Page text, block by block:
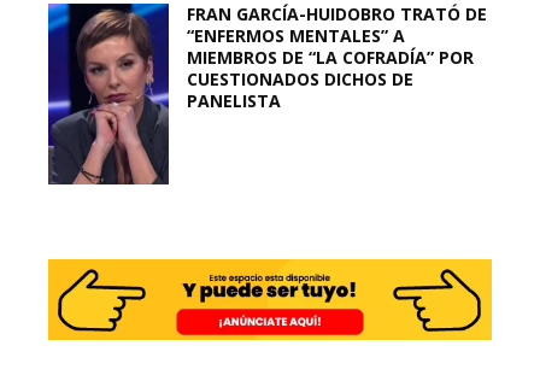
FRAN GARCÍA-HUIDOBRO TRATÓ DE
“ENFERMOS MENTALES” A
MIEMBROS DE “LA COFRADÍA” POR
CUESTIONADOS DICHOS DE
PANELISTA